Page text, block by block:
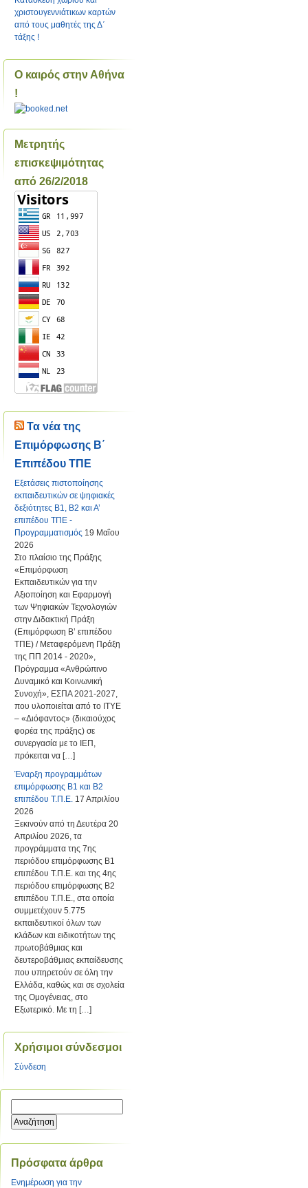
Πρόσφατα άρθρα
Ενημέρωση για την
χριστουγεννιάτικων καρτών
από τους μαθητές της Δ΄
τάξης !
Ο καιρός στην Αθήνα
!
Μετρητής
επισκεψιμότητας
από 26/2/2018
Τα νέα της
Επιμόρφωσης Β΄
Επιπέδου ΤΠΕ
Εξετάσεις πιστοποίησης
εκπαιδευτικών σε ψηφιακές
δεξιότητες Β1, Β2 και Α’
επιπέδου ΤΠΕ -
Προγραμματισμός 19 Μαΐου
2026
Στο πλαίσιο της Πράξης
«Επιμόρφωση
Εκπαιδευτικών για την
Αξιοποίηση και Εφαρμογή
των Ψηφιακών Τεχνολογιών
στην Διδακτική Πράξη
(Επιμόρφωση Β’ επιπέδου
ΤΠΕ) / Μεταφερόμενη Πράξη
της ΠΠ 2014 - 2020»,
Πρόγραμμα «Ανθρώπινο
Δυναμικό και Κοινωνική
Συνοχή», ΕΣΠΑ 2021-2027,
που υλοποιείται από το ΙΤΥΕ
– «Διόφαντος» (δικαιούχος
φορέα της πράξης) σε
συνεργασία με το ΙΕΠ,
πρόκειται να […]
Έναρξη προγραμμάτων
επιμόρφωσης Β1 και Β2
επιπέδου Τ.Π.Ε. 17 Απριλίου
2026
Ξεκινούν από τη Δευτέρα 20
Απριλίου 2026, τα
προγράμματα της 7ης
περιόδου επιμόρφωσης Β1
επιπέδου Τ.Π.Ε. και της 4ης
περιόδου επιμόρφωσης Β2
επιπέδου Τ.Π.Ε., στα οποία
συμμετέχουν 5.775
εκπαιδευτικοί όλων των
κλάδων και ειδικοτήτων της
πρωτοβάθμιας και
δευτεροβάθμιας εκπαίδευσης
που υπηρετούν σε όλη την
Ελλάδα, καθώς και σε σχολεία
της Ομογένειας, στο
Εξωτερικό. Με τη […]
Χρήσιμοι σύνδεσμοι
Σύνδεση